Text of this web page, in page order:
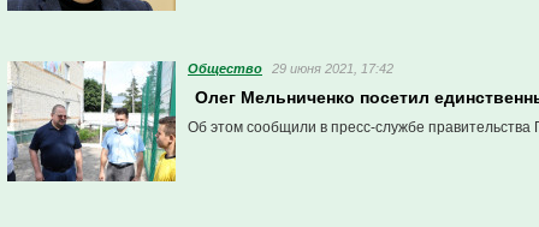
Общество 29 июня 2021, 17:42
Олег Мельниченко посетил
Об этом сообщили в пресс-службе правительства